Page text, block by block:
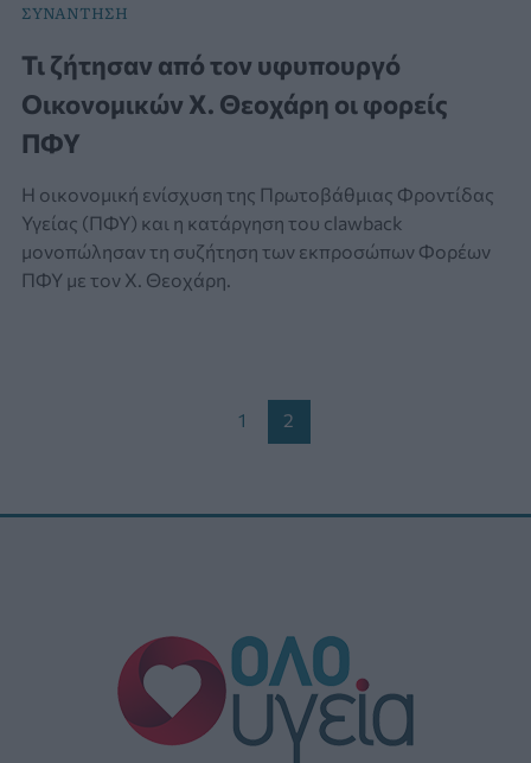
ΣΥΝΑΝΤΗΣΗ
Τι ζήτησαν από τον υφυπουργό
Οικονομικών Χ. Θεοχάρη οι φορείς
ΠΦΥ
Η οικονομική ενίσχυση της Πρωτοβάθμιας Φροντίδας
Υγείας (ΠΦΥ) και η κατάργηση του clawback
μονοπώλησαν τη συζήτηση των εκπροσώπων Φορέων
ΠΦΥ με τον Χ. Θεοχάρη.
1 2